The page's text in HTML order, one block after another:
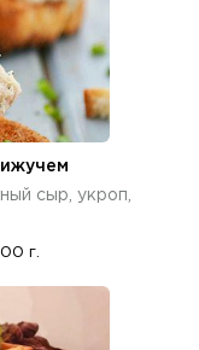
сыр, укроп,
г.